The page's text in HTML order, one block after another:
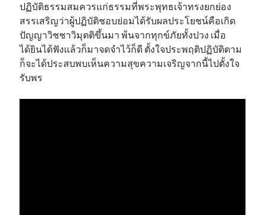
ปฏิบัติธรรมสมควรแก่ธรรมที่พระพุทธเจ้าทรงยกย่อง
สรรเสริญว่าผู้ปฏิบัติชอบย่อมได้รับผลประโยชน์คือเกิด
ปัญญาวิชชาวิมุตติขึ้นมา พ้นจากทุกข์ภัยทั้งปวง เมื่อ
ได้ยินได้ฟังแล้วก็มาจดจำไว้ก็ดี ตั้งใจประพฤติปฏิบัติตาม
ก็จะได้ประสบพบเห็นความสุขความเจริญจากนี้ไปตั้งใจ
รับพร